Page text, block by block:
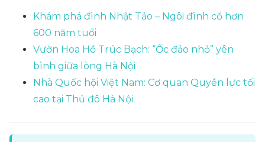
Khám phá đình Nhật Tảo – Ngôi đình cổ hơn
600 năm tuổi
Vườn Hoa Hồ Trúc Bạch: “Ốc đảo nhỏ” yên
bình giữa lòng Hà Nội
Nhà Quốc hội Việt Nam: Cơ quan Quyền lực tối
cao tại Thủ đô Hà Nội